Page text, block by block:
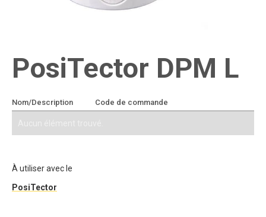
PosiTector DPM L
Nom/Description Code de commande
À utiliser avec le
PosiTector